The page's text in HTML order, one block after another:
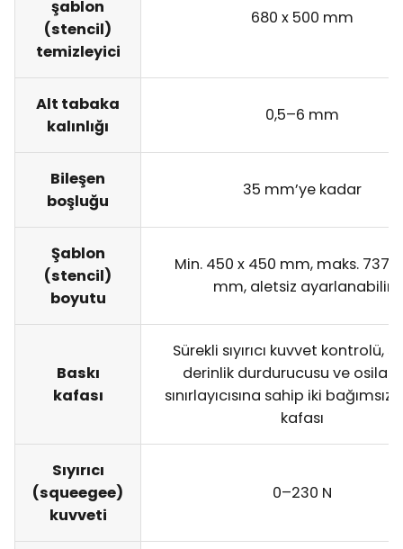
şablon
(stencil)
temizleyici
680 x 500 mm
Alt tabaka
kalınlığı
0,5–6 mm
Bileşen
boşluğu
35 mm’ye kadar
Şablon
(stencil)
boyutu
Min. 450 x 450 mm, maks. 737
mm, aletsiz ayarlanabilir
Baskı
kafası
Sürekli sıyırıcı kuvvet kontrolü,
derinlik durdurucusu ve
sınırlayıcısına sahip iki bağımsız
kafası
Sıyırıcı
(squeegee)
kuvveti
0–230 N